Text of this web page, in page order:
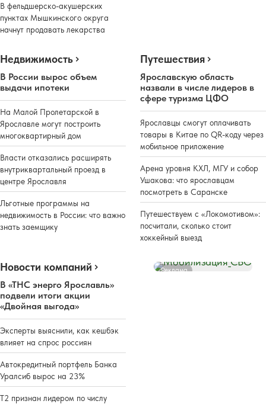
В фельдшерско-акушерских
пунктах Мышкинского округа
начнут продавать лекарства
Недвижимость
В России вырос объем
выдачи ипотеки
На Малой Пролетарской в
Ярославле могут построить
многоквартирный дом
Власти отказались расширять
внутриквартальный проезд в
центре Ярославля
Льготные программы на
недвижимость в России: что важно
знать заемщику
Путешествия
Ярославскую область
назвали в числе лидеров в
сфере туризма ЦФО
Ярославцы смогут оплачивать
товары в Китае по QR-коду через
мобильное приложение
Арена уровня КХЛ, МГУ и собор
Ушакова: что ярославцам
посмотреть в Саранске
Путешествуем с «Локомотивом»:
посчитали, сколько стоит
хоккейный выезд
Новости компаний
В «ТНС энерго Ярославль»
подвели итоги акции
«Двойная выгода»
Эксперты выяснили, как кешбэк
влияет на спрос россиян
Автокредитный портфель Банка
Уралсиб вырос на 23%
Т2 признан лидером по числу
Реклама